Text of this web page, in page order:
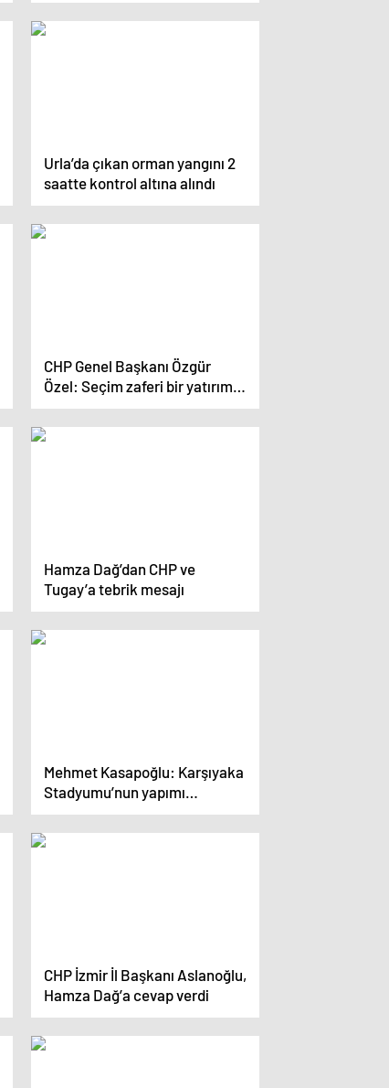
Urla’da çıkan orman yangını 2
saatte kontrol altına alındı
CHP Genel Başkanı Özgür
Özel: Seçim zaferi bir yatırım
kredisidir
Hamza Dağ’dan CHP ve
Tugay’a tebrik mesajı
Mehmet Kasapoğlu: Karşıyaka
Stadyumu’nun yapımı
engellendi
CHP İzmir İl Başkanı Aslanoğlu,
Hamza Dağ’a cevap verdi